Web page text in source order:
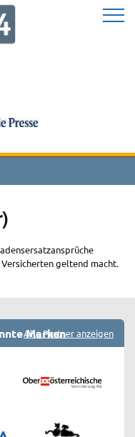
geltend macht.
Marken
Alle Partner anzeigen